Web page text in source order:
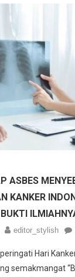
ASBES
KANKER
editor_stylish
Hari
semakmangat